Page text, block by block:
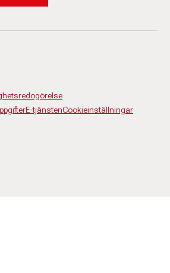
E-tjänstenCookieinställningar